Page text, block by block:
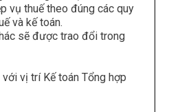
vụ thuế theo đúng các quy
và kế toán.
sẽ được trao đổi trong
vị trí Kế toán Tổng hợp